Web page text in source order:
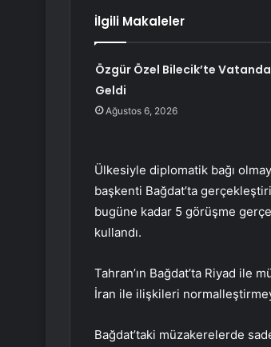
İlgili Makaleler
Özgür Özel Bilecik’te
Geldi
Ağustos 6, 2026
Ülkesiyle diplomatik bağı
başkenti Bağdat’ta
bugüne kadar 5 görüşme
kullandı.
Tahran’ın Bağdat’ta Riyad ile
İran ile ilişkileri
Bağdat’taki müzakerelerde